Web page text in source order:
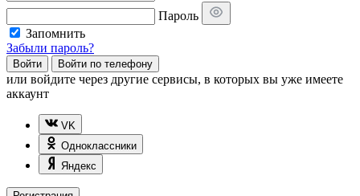
Пароль
Запомнить
Забыли пароль?
Войти Войти по телефону
или войдите через другие сервисы, в которых вы уже имеете
аккаунт
VK
Одноклассники
Яндекс